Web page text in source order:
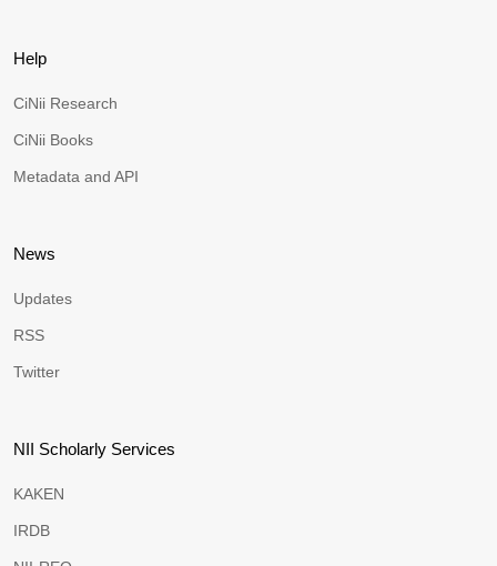
Help
CiNii Research
CiNii Books
Metadata and API
News
Updates
RSS
Twitter
NII Scholarly Services
KAKEN
IRDB